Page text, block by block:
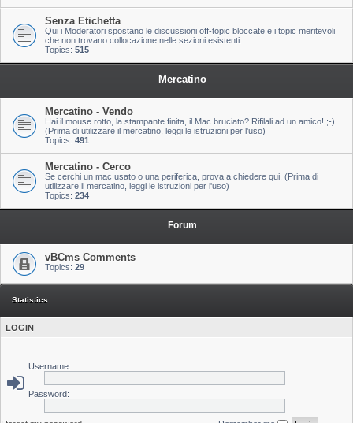
Senza Etichetta
Qui i Moderatori spostano le discussioni off-topic bloccate e i topic meritevoli
che non trovano collocazione nelle sezioni esistenti.
Topics: 515
Mercatino
Mercatino - Vendo
Hai il mouse rotto, la stampante finita, il Mac bruciato? Rifilali ad un amico! ;-)
(Prima di utilizzare il mercatino, leggi le istruzioni per l'uso)
Topics: 491
Mercatino - Cerco
Se cerchi un mac usato o una periferica, prova a chiedere qui. (Prima di
utilizzare il mercatino, leggi le istruzioni per l'uso)
Topics: 234
Forum
vBCms Comments
Topics: 29
Statistics
LOGIN
Username:
Password: